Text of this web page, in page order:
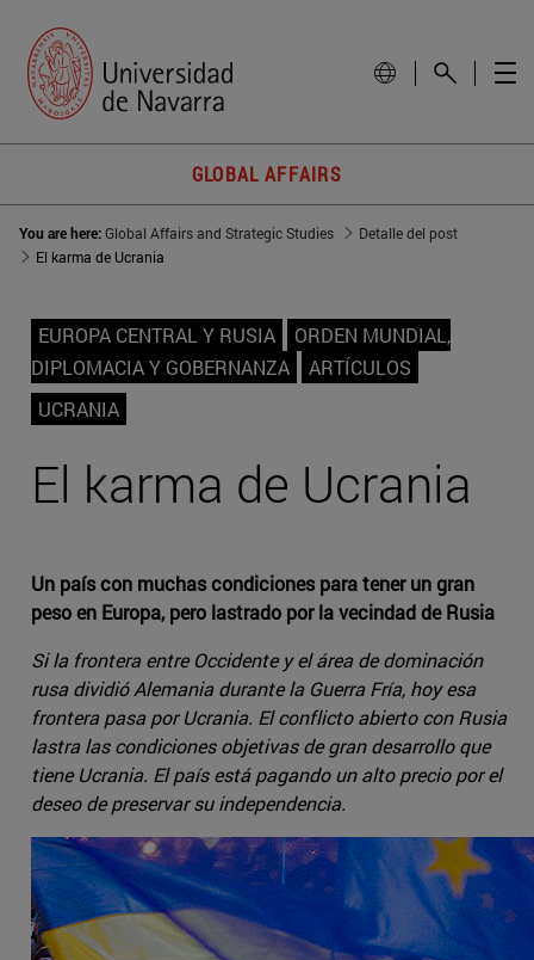
GLOBAL AFFAIRS
You are here:Global Affairs and Strategic Studies
Detalle del post
El karma de Ucrania
EUROPA CENTRAL Y RUSIA
ORDEN MUNDIAL,
DIPLOMACIA Y GOBERNANZA
ARTÍCULOS
UCRANIA
El karma de Ucrania
Un país con muchas condiciones para tener un gran
peso en Europa, pero lastrado por la vecindad de Rusia
Si la frontera entre Occidente y el área de dominación
rusa dividió Alemania durante la Guerra Fría, hoy esa
frontera pasa por Ucrania. El conflicto abierto con Rusia
lastra las condiciones objetivas de gran desarrollo que
tiene Ucrania. El país está pagando un alto precio por el
deseo de preservar su independencia.